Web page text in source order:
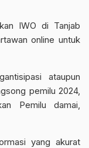
IWO di Tanjab
online untuk
ataupun
pemilu 2024,
Pemilu damai,
yang akurat